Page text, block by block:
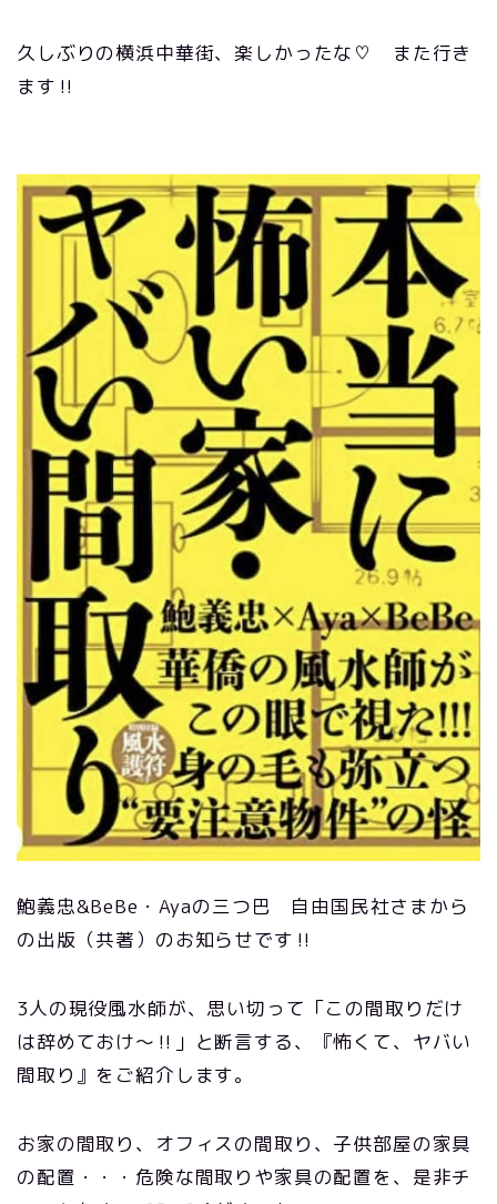
久しぶりの横浜中華街、楽しかったな♡ また行き
ます‼
鮑義忠&BeBe・Ayaの三つ巴 自由国民社さまから
の出版（共著）のお知らせです‼
3人の現役風水師が、思い切って「この間取りだけ
は辞めておけ～‼」と断言する、『怖くて、ヤバい
間取り』をご紹介します。
お家の間取り、オフィスの間取り、子供部屋の家具
の配置・・・危険な間取りや家具の配置を、是非チ